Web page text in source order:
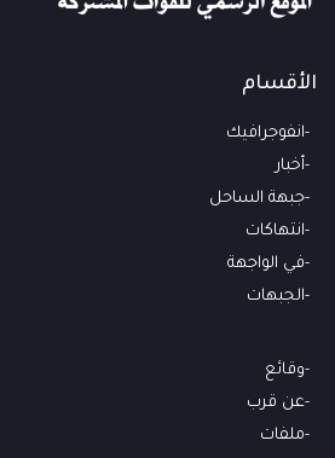
الأقسام
انفوجرافيك
أخبار
جبهة الساحل
انتهاكات
في الواجهة
الجبهات
وقائع
عن قرب
ملفات